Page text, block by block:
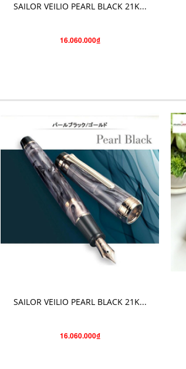
SAILOR VEILIO PEARL BLACK 21K...
16.060.000₫
SAILOR VEILIO PEARL BLACK 21K...
16.060.000₫